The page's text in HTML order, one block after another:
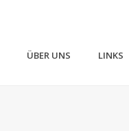
ÜBER UNS LINKS